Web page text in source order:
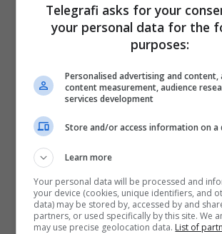
Prishtina Lokale
Policia E Kosovës
Telegrafi asks for your
your personal data for the
purposes:
Personalised advertising and content,
content measurement, audience
services development
Store and/or access information on a
Learn more
Your personal data will be processed and
your device (cookies, unique identifiers, and
data) may be stored by, accessed by and
partners, or used specifically by this site. We
may use precise geolocation data. List of